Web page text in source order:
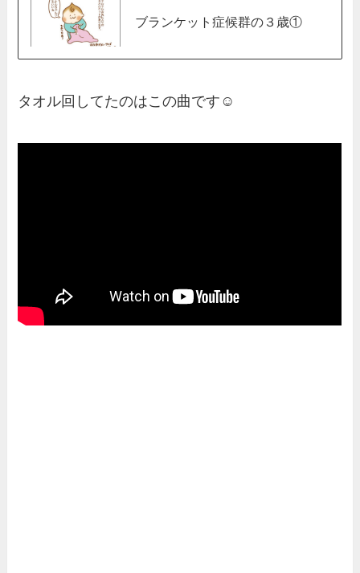
ブランケット症候群の３歳①
タオル回してたのはこの曲です☺️